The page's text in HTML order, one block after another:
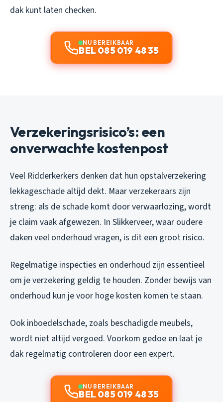
dak kunt laten checken.
NU BEREIKBAAR
BEL 085 019 48 35
Verzekeringsrisico’s: een
onverwachte kostenpost
Veel Ridderkerkers denken dat hun opstalverzekering
lekkageschade altijd dekt. Maar verzekeraars zijn
streng: als de schade komt door verwaarlozing, wordt
je claim vaak afgewezen. In Slikkerveer, waar oudere
daken veel onderhoud vragen, is dit een groot risico.
Regelmatige inspecties en onderhoud zijn essentieel
om je verzekering geldig te houden. Zonder bewijs van
onderhoud kun je voor hoge kosten komen te staan.
Ook inboedelschade, zoals beschadigde meubels,
wordt niet altijd vergoed. Voorkom gedoe en laat je
dak regelmatig controleren door een expert.
NU BEREIKBAAR
BEL 085 019 48 35